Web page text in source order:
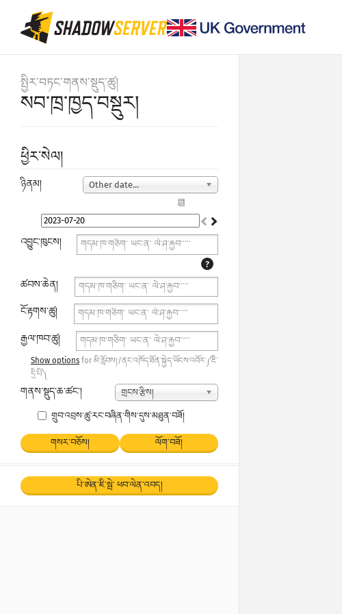
སྤྱིར་བཏང་གནས་སྡུད་ཚུ།
སབ་ཁྲ་ཁྱད་བསྡུར།
ཕྱིར་སེལ།
ཉིནམ། Other date...
📆
འབྱུང་ཁུངས།
?
ཚབས་ཆེན།
ངོ་རྟགས་ཚུ།
རྒྱལ་ཁབ་ཚུ།
Show options for མི་རློབས།/ནང་འཁོད་ཐོན་སྐྱེད་ཡོངས་འབོར་༼ཇི་
དྲི་པི༽
གནས་སྡུད་ཆ་ཚང་། གྲངས་རྩིས།
གྲུབ་འབྲས་ཚུ་རང་བཞིན་གིས་དུས་མཐུན་བཟོ།
གསར་བཅོས། ལོག་བཟོ།
པི་ཨེན་ཇི་སྦེ་ ཕབ་ལེན་འབད།